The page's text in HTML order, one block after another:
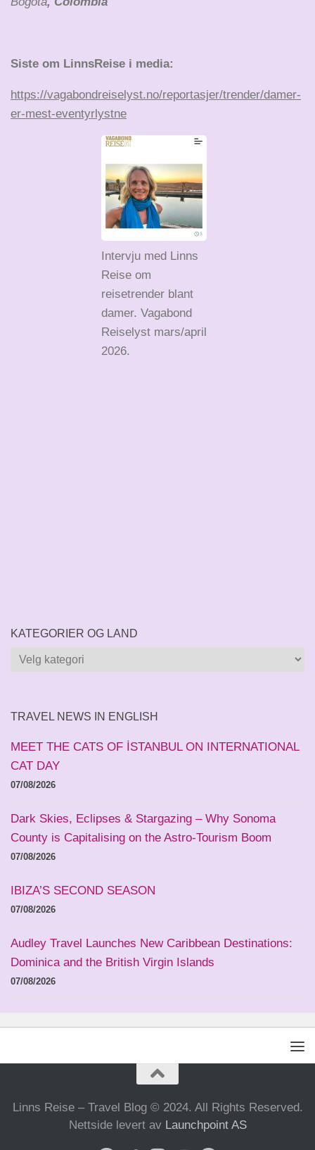
Siste om LinnsReise i media:
https://vagabondreiselyst.no/reportasjer/trender/damer-
er-mest-eventyrlystne
Intervju med Linns
Reise om
reisetrender blant
damer. Vagabond
Reiselyst mars/april
2026.
KATEGORIER OG LAND
Kategorier
TRAVEL NEWS IN ENGLISH
MEET THE CATS OF İSTANBUL ON INTERNATIONAL
CAT DAY
07/08/2026
Dark Skies, Eclipses & Stargazing – Why Sonoma
County is Capitalising on the Astro-Tourism Boom
07/08/2026
IBIZA’S SECOND SEASON
07/08/2026
Audley Travel Launches New Caribbean Destinations:
Dominica and the British Virgin Islands
07/08/2026
Linns Reise – Travel Blog © 2024. All Rights Reserved.
Nettside levert av Launchpoint AS